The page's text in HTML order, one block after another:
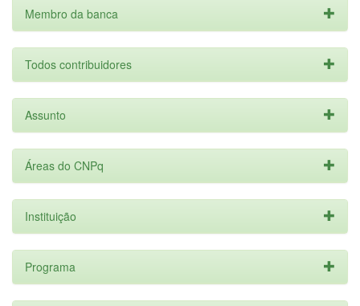
Membro da banca
Todos contribuidores
Assunto
Áreas do CNPq
Instituição
Programa